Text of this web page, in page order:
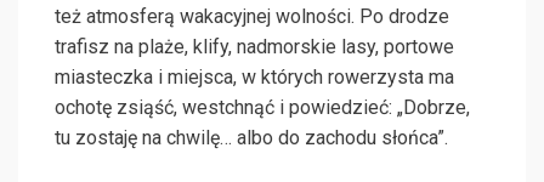
też atmosferą wakacyjnej wolności. Po drodze
trafisz na plaże, klify, nadmorskie lasy, portowe
miasteczka i miejsca, w których rowerzysta ma
ochotę zsiąść, westchnąć i powiedzieć: „Dobrze,
tu zostaję na chwilę… albo do zachodu słońca”.